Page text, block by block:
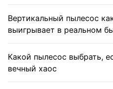
Вертикальный пылесос
выигрывает в реальном
Какой пылесос выбрать,
вечный хаос